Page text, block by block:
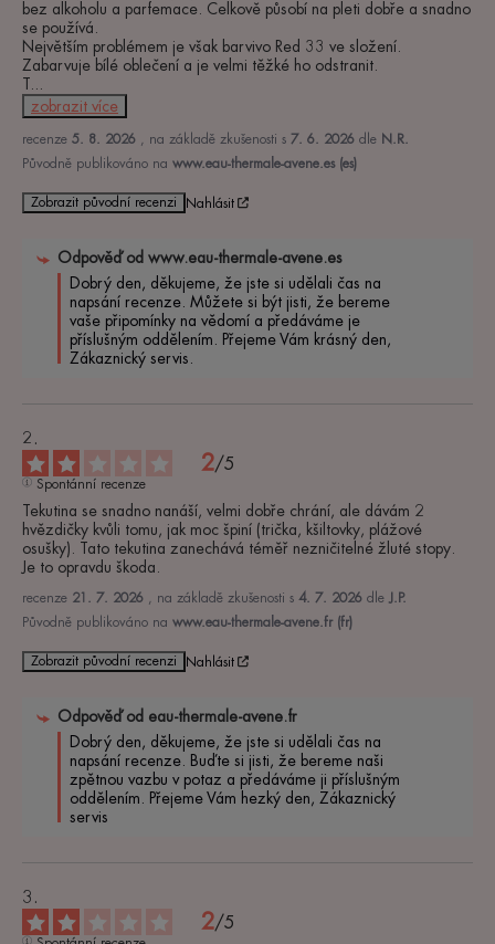
bez alkoholu a parfemace. Celkově působí na pleti dobře a snadno
se používá.
Největším problémem je však barvivo Red 33 ve složení.
Zabarvuje bílé oblečení a je velmi těžké ho odstranit.
zobrazit více
recenze 5. 8. 2026 , na základě zkušenosti s 7. 6. 2026 dle N.R.
Původně publikováno na www.eau-thermale-avene.es (es)
Zobrazit původní recenzi Nahlásit
Odpověď od www.eau-thermale-avene.es
Dobrý den, děkujeme, že jste si udělali čas na
napsání recenze. Můžete si být jisti, že bereme
vaše připomínky na vědomí a předáváme je
příslušným oddělením. Přejeme Vám krásný den,
Zákaznický servis.
2/5
Spontánní recenze
Tekutina se snadno nanáší, velmi dobře chrání, ale dávám 2
hvězdičky kvůli tomu, jak moc špiní (trička, kšiltovky, plážové
osušky). Tato tekutina zanechává téměř nezničitelné žluté stopy.
Je to opravdu škoda.
recenze 21. 7. 2026 , na základě zkušenosti s 4. 7. 2026 dle J.P.
Původně publikováno na www.eau-thermale-avene.fr (fr)
Zobrazit původní recenzi Nahlásit
Odpověď od eau-thermale-avene.fr
Dobrý den, děkujeme, že jste si udělali čas na
napsání recenze. Buďte si jisti, že bereme naši
zpětnou vazbu v potaz a předáváme ji příslušným
oddělením. Přejeme Vám hezký den, Zákaznický
servis
2/5